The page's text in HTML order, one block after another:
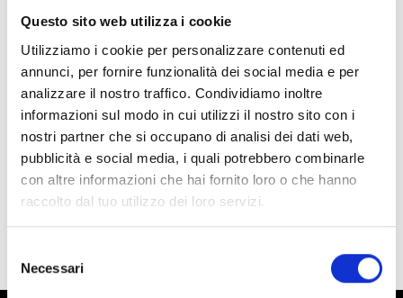
Questo sito web utilizza i cookie
Utilizziamo i cookie per personalizzare contenuti ed
annunci, per fornire funzionalità dei social media e per
analizzare il nostro traffico. Condividiamo inoltre
informazioni sul modo in cui utilizzi il nostro sito con i
nostri partner che si occupano di analisi dei dati web,
pubblicità e social media, i quali potrebbero combinarle
con altre informazioni che hai fornito loro o che hanno
raccolto dal tuo utilizzo dei loro servizi.
del
consenso
Necessari
39026 Prato allo Stelvio
office@prad.info
www.prad.info
Tel.+39 0473 616034
torna ai top eventi
IL CONTENUTO VI È STATO UTILE?
Sì